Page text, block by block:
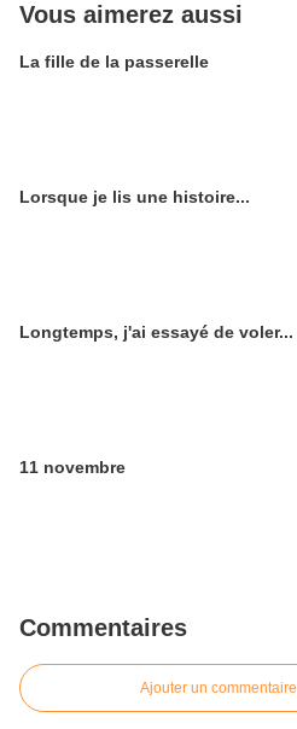
Vous aimerez aussi
La fille de la passerelle
Lorsque je lis une histoire...
Longtemps, j'ai essayé de voler...
11 novembre
Commentaires
Ajouter un commentaire